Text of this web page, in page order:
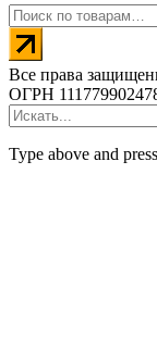
Искать:
Все права
ОГРН
Type above and press